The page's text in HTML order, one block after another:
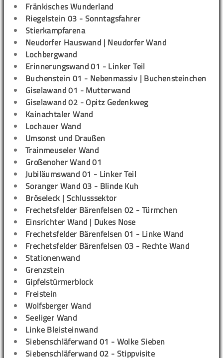
Fränkisches Wunderland
Riegelstein 03 - Sonntagsfahrer
Stierkampfarena
Neudorfer Hauswand | Neudorfer Wand
Lochbergwand
Erinnerungswand 01 - Linker Teil
Buchenstein 01 - Nebenmassiv | Buchensteinchen
Giselawand 01 - Mutterwand
Giselawand 02 - Opitz Gedenkweg
Kainachtaler Wand
Lochauer Wand
Umsonst und Draußen
Trainmeuseler Wand
Großenoher Wand 01
Jubiläumswand 01 - Linker Teil
Soranger Wand 03 - Blinde Kuh
Bröseleck | Schlusssektor
Frechetsfelder Bärenfelsen 02 - Türmchen
Einsrichter Wand | Dukes Nose
Frechetsfelder Bärenfelsen 01 - Linke Wand
Frechetsfelder Bärenfelsen 03 - Rechte Wand
Stationenwand
Grenzstein
Gipfelstürmerblock
Freistein
Wolfsberger Wand
Seeliger Wand
Linke Bleisteinwand
Siebenschläferwand 01 - Wolke Sieben
Siebenschläferwand 02 - Stippvisite